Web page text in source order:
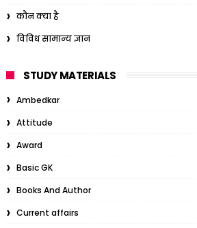
कौन क्या है
विविध सामान्य ज्ञान
STUDY MATERIALS
Ambedkar
Attitude
Award
Basic GK
Books And Author
Current affairs